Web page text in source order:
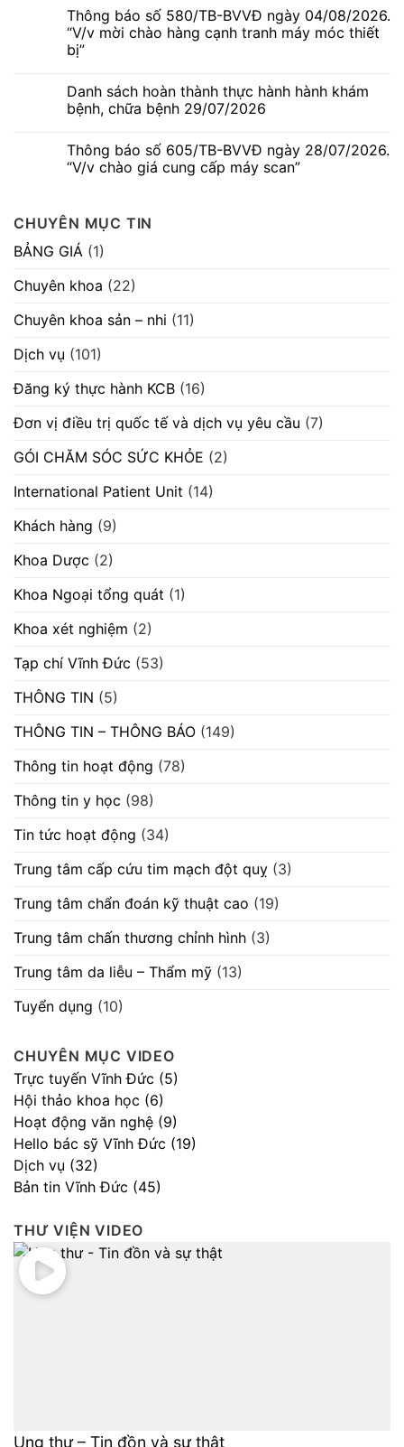
số
586/TB-
BVVĐ
ngày
06/08/2026.
mời
chào
hàng
cạnh
máy
móc
thiết
bình
luận
Ngứa
kỳ
–
Dấu
hiệu
gặp
nhưng
không
Thông báo số 580/TB-BVVĐ ngày 04/08/2026.
“V/v mời chào hàng cạnh tranh máy móc thiết
bị”
bình
luận
ở
số
580/TB-
BVVĐ
mời
chào
hàng
cạnh
máy
móc
bị”
Danh sách hoàn thành thực hành hành khám
bệnh, chữa bệnh 29/07/2026
bình
luận
thành
thực
hành
hành
bệnh,
chữa
29/07/2026
Thông báo số 605/TB-BVVĐ ngày 28/07/2026.
“V/v chào giá cung cấp máy scan”
luận
ở
Thông
báo
605/TB-
BVVĐ
28/07/2026.
“V/v
giá
cung
máy
scan”
CHUYÊN MỤC TIN
BẢNG GIÁ (1)
Chuyên khoa (22)
Chuyên khoa sản – nhi (11)
Dịch vụ (101)
Đăng ký thực hành KCB (16)
Đơn vị điều trị quốc tế và dịch vụ yêu cầu (7)
GÓI CHĂM SÓC SỨC KHỎE (2)
International Patient Unit (14)
Khách hàng (9)
Khoa Dược (2)
Khoa Ngoại tổng quát (1)
Khoa xét nghiệm (2)
Tạp chí Vĩnh Đức (53)
THÔNG TIN (5)
THÔNG TIN – THÔNG BÁO (149)
Thông tin hoạt động (78)
Thông tin y học (98)
Tin tức hoạt động (34)
Trung tâm cấp cứu tim mạch đột quỵ (3)
Trung tâm chẩn đoán kỹ thuật cao (19)
Trung tâm chấn thương chỉnh hình (3)
Trung tâm da liễu – Thẩm mỹ (13)
Tuyển dụng (10)
CHUYÊN MỤC VIDEO
Trực tuyến Vĩnh Đức (5)
Hội thảo khoa học (6)
Hoạt động văn nghệ (9)
Hello bác sỹ Vĩnh Đức (19)
Dịch vụ (32)
Bản tin Vĩnh Đức (45)
THƯ VIỆN VIDEO
Ung thư – Tin đồn và sự thật